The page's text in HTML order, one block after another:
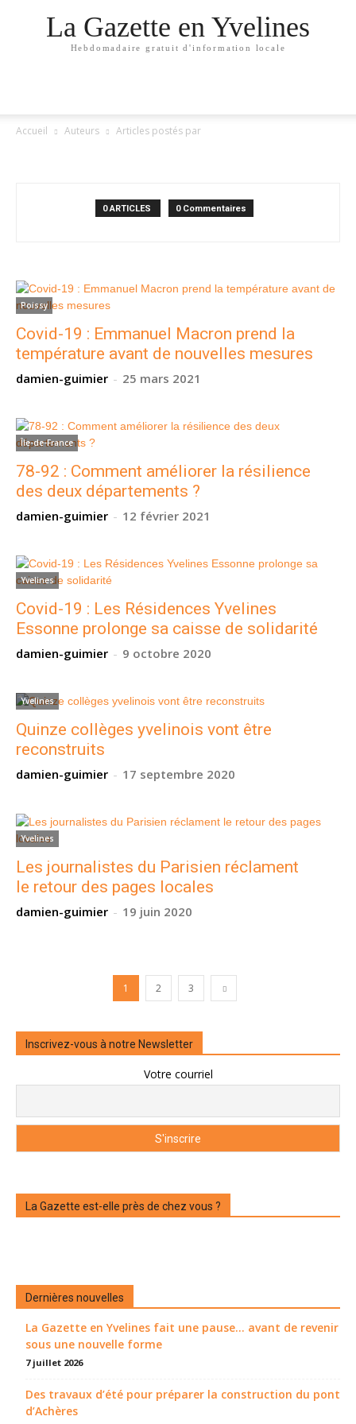
La Gazette en Yvelines
Hebdomadaire gratuit d'information locale
Accueil Auteurs Articles postés par
0 ARTICLES 0 Commentaires
Poissy
Covid-19 : Emmanuel Macron prend la
température avant de nouvelles mesures
damien-guimier - 25 mars 2021
Île-de-France
78-92 : Comment améliorer la résilience
des deux départements ?
damien-guimier - 12 février 2021
Yvelines
Covid-19 : Les Résidences Yvelines
Essonne prolonge sa caisse de solidarité
damien-guimier - 9 octobre 2020
Yvelines
Quinze collèges yvelinois vont être
reconstruits
damien-guimier - 17 septembre 2020
Yvelines
Les journalistes du Parisien réclament
le retour des pages locales
damien-guimier - 19 juin 2020
1 2 3
Inscrivez-vous à notre Newsletter
Votre courriel
La Gazette est-elle près de chez vous ?
Dernières nouvelles
La Gazette en Yvelines fait une pause... avant de revenir
sous une nouvelle forme
7 juillet 2026
Des travaux d’été pour préparer la construction du pont
d’Achères